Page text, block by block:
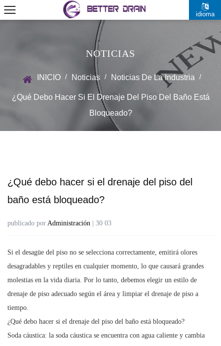
idioma
NOTICIAS
INICIO / Noticias / Noticias De La Industria /
¿Qué Debo Hacer Si El Drenaje Del Piso Del Baño Está
Bloqueado?
¿Qué debo hacer si el drenaje del piso del
baño está bloqueado?
publicado por Administración | 30 03
Si el desagüe del piso no se selecciona correctamente, emitirá olores
desagradables y reptiles en cualquier momento, lo que causará grandes
molestias en la vida diaria. Por lo tanto, debemos elegir un estilo de
drenaje de piso adecuado según el área y limpiar el drenaje de piso a
tiempo.
¿Qué debo hacer si el drenaje del piso del baño está bloqueado?
Soda cáustica: la soda cáustica se encuentra con agua caliente y cambia